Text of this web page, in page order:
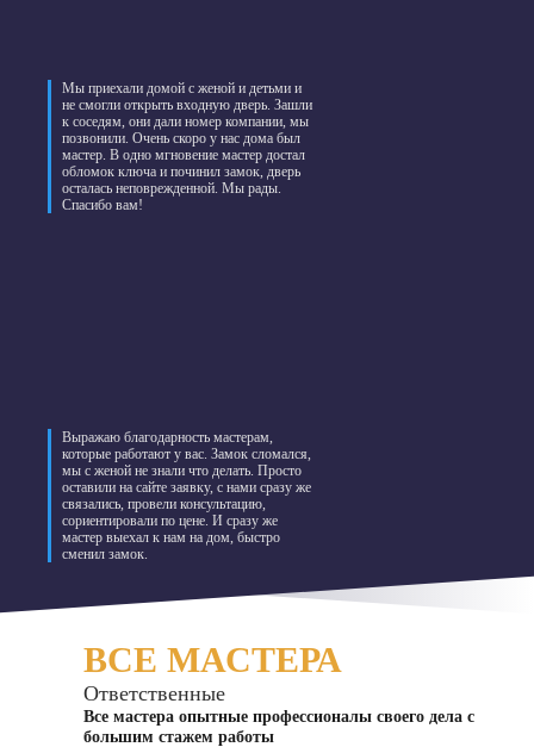
Мы приехали домой с женой и детьми и
не смогли открыть входную дверь. Зашли
к соседям, они дали номер компании, мы
позвонили. Очень скоро у нас дома был
мастер. В одно мгновение мастер достал
обломок ключа и починил замок, дверь
осталась неповрежденной. Мы рады.
Спасибо вам!
Выражаю благодарность мастерам,
которые работают у вас. Замок сломался,
мы с женой не знали что делать. Просто
оставили на сайте заявку, с нами сразу же
связались, провели консультацию,
сориентировали по цене. И сразу же
мастер выехал к нам на дом, быстро
сменил замок.
ВСЕ МАСТЕРА
Ответственные
Все мастера опытные профессионалы своего дела с
большим стажем работы